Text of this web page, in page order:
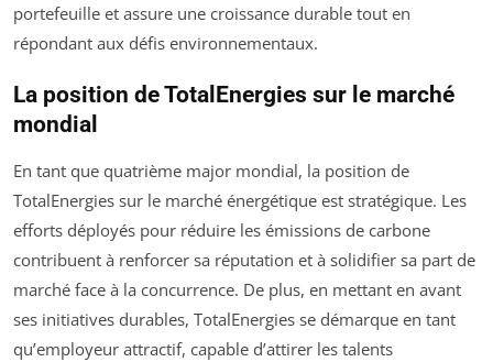
portefeuille et assure une croissance durable tout en
répondant aux défis environnementaux.
La position de TotalEnergies sur le marché
mondial
En tant que quatrième major mondial, la position de
TotalEnergies sur le marché énergétique est stratégique. Les
efforts déployés pour réduire les émissions de carbone
contribuent à renforcer sa réputation et à solidifier sa part de
marché face à la concurrence. De plus, en mettant en avant
ses initiatives durables, TotalEnergies se démarque en tant
qu’employeur attractif, capable d’attirer les talents